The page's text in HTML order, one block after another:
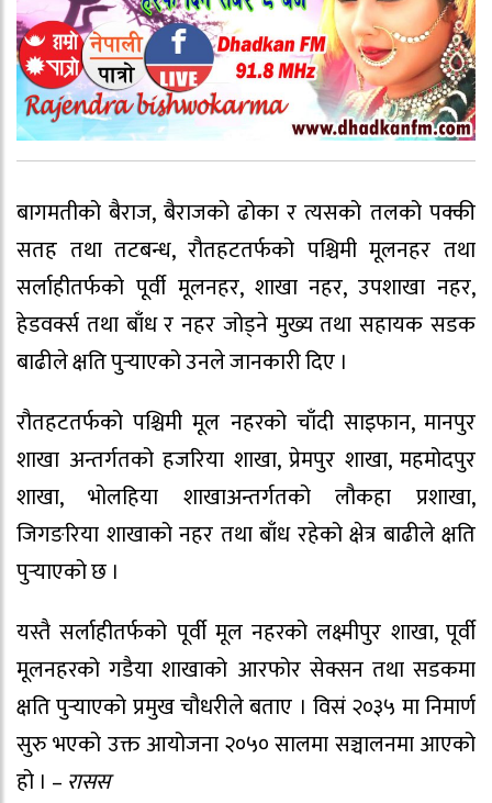
बागमतीको बैराज, बैराजको ढोका र त्यसको तलको पक्की
सतह तथा तटबन्ध, रौतहटतर्फको पश्चिमी मूलनहर तथा
सर्लाहीतर्फको पूर्वी मूलनहर, शाखा नहर, उपशाखा नहर,
हेडवर्क्स तथा बाँध र नहर जोड्ने मुख्य तथा सहायक सडक
बाढीले क्षति पुर्‍याएको उनले जानकारी दिए ।
रौतहटतर्फको पश्चिमी मूल नहरको चाँदी साइफान, मानपुर
शाखा अन्तर्गतको हजरिया शाखा, प्रेमपुर शाखा, महमोदपुर
शाखा, भोलहिया शाखाअन्तर्गतको लौकहा प्रशाखा,
जिगङरिया शाखाको नहर तथा बाँध रहेको क्षेत्र बाढीले क्षति
पुर्‍याएको छ ।
यस्तै सर्लाहीतर्फको पूर्वी मूल नहरको लक्ष्मीपुर शाखा, पूर्वी
मूलनहरको गडैया शाखाको आरफोर सेक्सन तथा सडकमा
क्षति पुर्‍याएको प्रमुख चौधरीले बताए । विसं २०३५ मा निमार्ण
सुरु भएको उक्त आयोजना २०५० सालमा सञ्चालनमा आएको
हो । – रासस